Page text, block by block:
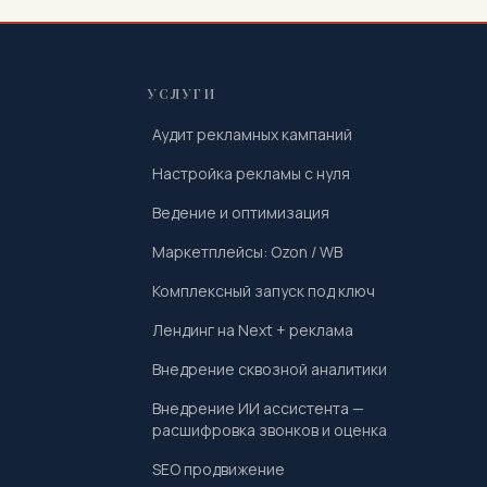
УСЛУГИ
Аудит рекламных кампаний
Настройка рекламы с нуля
Ведение и оптимизация
Маркетплейсы: Ozon / WB
Комплексный запуск под ключ
Лендинг на Next + реклама
Внедрение сквозной аналитики
Внедрение ИИ ассистента —
расшифровка звонков и оценка
SEO продвижение